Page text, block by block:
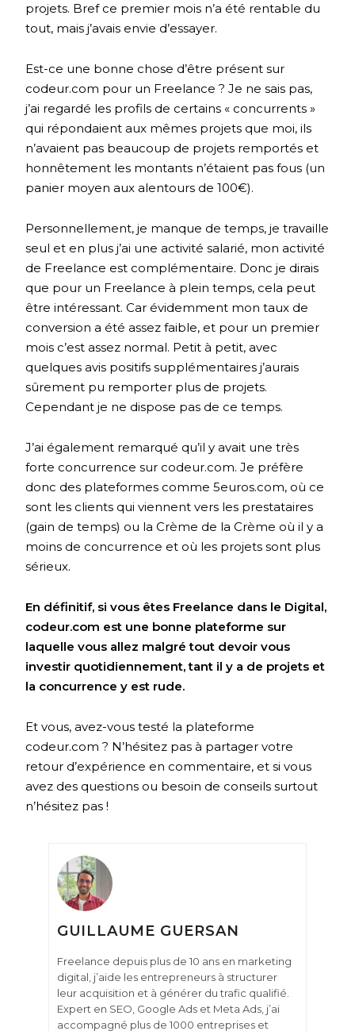
projets. Bref ce premier mois n’a été rentable du
tout, mais j’avais envie d’essayer.
Est-ce une bonne chose d’être présent sur
codeur.com pour un Freelance ? Je ne sais pas,
j’ai regardé les profils de certains « concurrents »
qui répondaient aux mêmes projets que moi, ils
n’avaient pas beaucoup de projets remportés et
honnêtement les montants n’étaient pas fous (un
panier moyen aux alentours de 100€).
Personnellement, je manque de temps, je travaille
seul et en plus j’ai une activité salarié, mon activité
de Freelance est complémentaire. Donc je dirais
que pour un Freelance à plein temps, cela peut
être intéressant. Car évidemment mon taux de
conversion a été assez faible, et pour un premier
mois c’est assez normal. Petit à petit, avec
quelques avis positifs supplémentaires j’aurais
sûrement pu remporter plus de projets.
Cependant je ne dispose pas de ce temps.
J’ai également remarqué qu’il y avait une très
forte concurrence sur codeur.com. Je préfère
donc des plateformes comme 5euros.com, où ce
sont les clients qui viennent vers les prestataires
(gain de temps) ou la Crème de la Crème où il y a
moins de concurrence et où les projets sont plus
sérieux.
En définitif, si vous êtes Freelance dans le Digital,
codeur.com est une bonne plateforme sur
laquelle vous allez malgré tout devoir vous
investir quotidiennement, tant il y a de projets et
la concurrence y est rude.
Et vous, avez-vous testé la plateforme
codeur.com ? N’hésitez pas à partager votre
retour d’expérience en commentaire, et si vous
avez des questions ou besoin de conseils surtout
n’hésitez pas !
GUILLAUME GUERSAN
Freelance depuis plus de 10 ans en marketing
digital, j’aide les entrepreneurs à structurer
leur acquisition et à générer du trafic qualifié.
Expert en SEO, Google Ads et Meta Ads, j’ai
accompagné plus de 1000 entreprises et